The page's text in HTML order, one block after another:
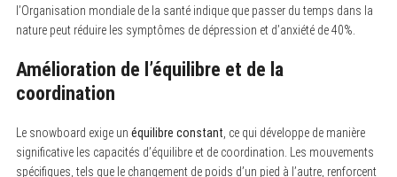
l’Organisation mondiale de la santé indique que passer du temps dans la
nature peut réduire les symptômes de dépression et d’anxiété de 40%.
Amélioration de l’équilibre et de la
coordination
Le snowboard exige un équilibre constant, ce qui développe de manière
significative les capacités d’équilibre et de coordination. Les mouvements
spécifiques, tels que le changement de poids d’un pied à l’autre, renforcent
S
h
f
o